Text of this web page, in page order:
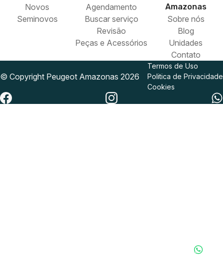
Novos
Seminovos
Agendamento
Buscar serviço
Revisão
Peças e Acessórios
Amazonas
Sobre nós
Blog
Unidades
Contato
© Copyright Peugeot Amazonas 2026
Termos de Uso
Politica de Privacidade
Cookies